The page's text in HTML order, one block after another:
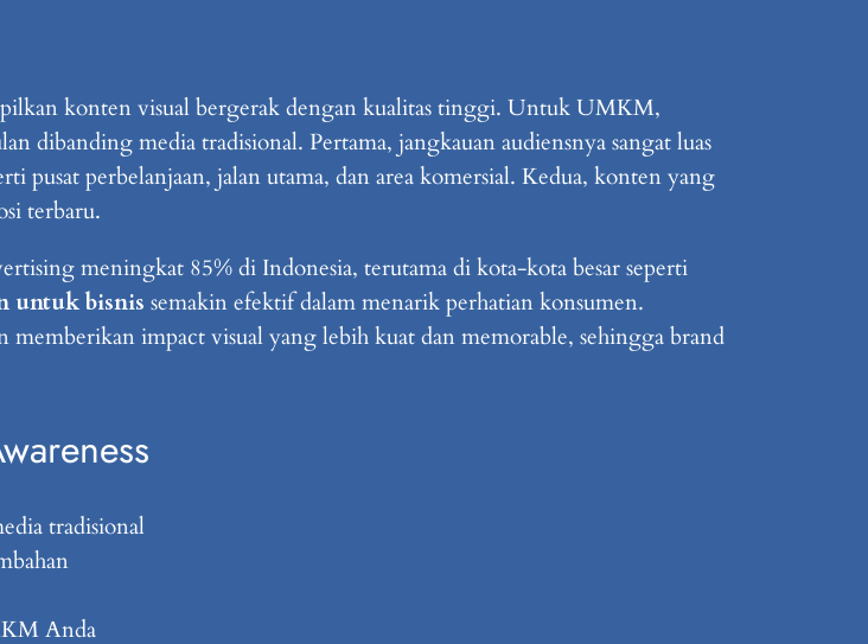
konten visual bergerak dengan kualitas tinggi. Untuk UMKM,
dibanding media tradisional. Pertama, jangkauan audiensnya sangat luas
pusat perbelanjaan, jalan utama, dan area komersial. Kedua, konten yang
terbaru.
meningkat 85% di Indonesia, terutama di kota-kota besar seperti
untuk bisnis semakin efektif dalam menarik perhatian konsumen.
impact visual yang lebih kuat dan memorable, sehingga brand
tradisional
Anda